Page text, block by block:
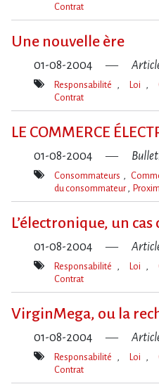
Mot(s)-
Contrat
Une nouvelle ère
01-08-2004
Mot(s)-
Responsabilité Loi
Contrat
LE COMMERCE
01-08-2004
Mot(s)-
Consommateurs
du consommateur
L’électronique, un cas
01-08-2004
Mot(s)-
Responsabilité Loi
Contrat
VirginMega, ou la
01-08-2004
Mot(s)-
Responsabilité Loi
Contrat